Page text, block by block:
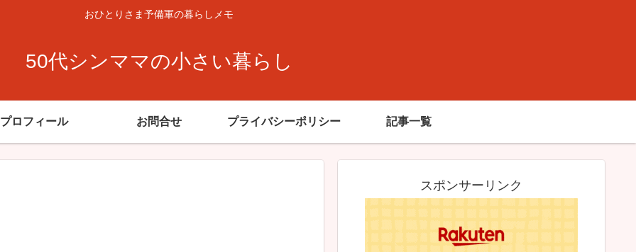
おひとりさま予備軍の暮らしメモ
50代シンママの小さい暮らし
プロフィール お問合せ プライバシーポリシー 記事一覧
スポンサーリンク